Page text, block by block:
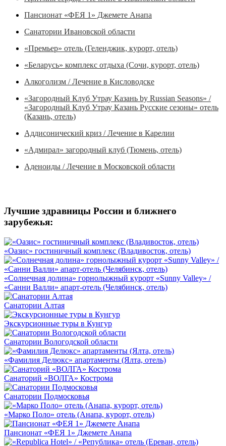
Пансионат «ФЕЯ 1» Джемете Анапа
Санатории Ивановской области
«Премьер» отель (Геленджик, курорт, отель)
«Беларусь» комплекс отдыха (Сочи, курорт, отель)
Алкоголизм / Лечение в Кисловодске
«Загородный Клуб Утрау Казань by Russian Seasons» /
«Загородный Клуб Утрау Казань Русские сезоны» отель
(Казань, отель)
Аддисонический криз / Лечение в Карелии
«Адмирал» загородный клуб (Тюмень, отель)
Аденоиды / Лечение в Московской области
Лучшие здравницы России и ближнего
зарубежья:
«Оазис» гостиничный комплекс (Владивосток, отель)
«Солнечная долина» горнолыжный курорт «Sunny Valley» /
«Санни Валли» апарт-отель (Челябинск, отель)
Санатории Алтая
Экскурсионные туры в Кунгур
Санатории Вологодской области
«Фамилия Делюкс» апартаменты (Ялта, отель)
Санаторий «ВОЛГА» Кострома
Санатории Подмосковья
«Марко Поло» отель (Анапа, курорт, отель)
Пансионат «ФЕЯ 1» Джемете Анапа